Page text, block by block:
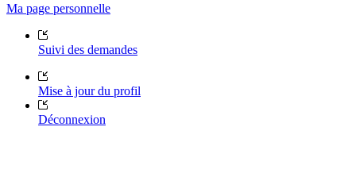
Ma page personnelle
Suivi des demandes
Mise à jour du profil
Déconnexion